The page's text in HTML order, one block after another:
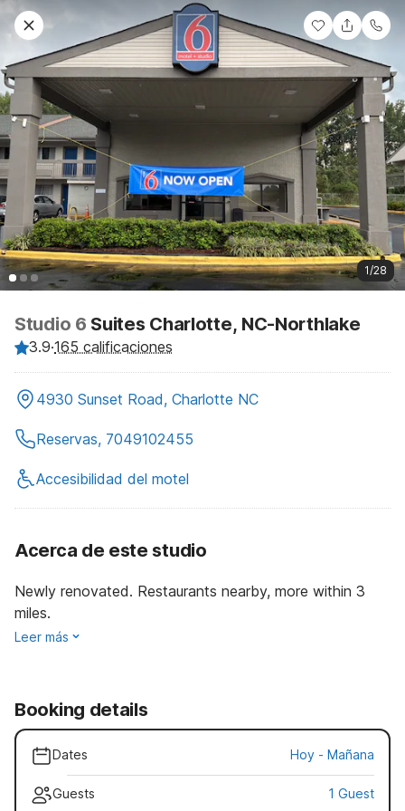
1/28
Studio 6 Suites Charlotte, NC-Northlake
3.9·165 calificaciones
4930 Sunset Road, Charlotte NC
Reservas, 7049102455
Accesibilidad del motel
Acerca de este studio
Newly renovated. Restaurants nearby, more within 3
miles.
Leer más
Booking details
Dates Hoy - Mañana
Guests 1 Guest